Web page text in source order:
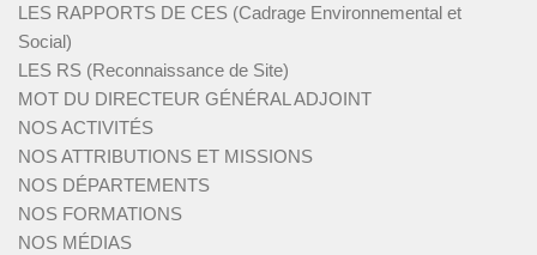
LES RAPPORTS DE CES (Cadrage Environnemental et
Social)
LES RS (Reconnaissance de Site)
MOT DU DIRECTEUR GÉNÉRAL ADJOINT
NOS ACTIVITÉS
NOS ATTRIBUTIONS ET MISSIONS
NOS DÉPARTEMENTS
NOS FORMATIONS
NOS MÉDIAS